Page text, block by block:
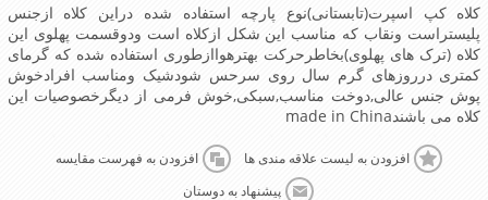
کلاه کپ اسپرت(تابستانی)نوع پارچه استفاده شده دراین کلاه ازجنس
پلیستراست ونقاب که مناسب این شکل ازکلاه است ودوقسمت پهلوی این
کلاه (ترک های پهلوی)بخاطرحرکت بهترهواازطوری استفاده شده که گرمای
کمتری درروزهای گرم سال روی سرحس شودشیک ومناسب افرادخوش
پوش جنس عالی,دوخت مناسب,سبکی,خوش فرمی از دیگرخصوصیات این
کلاه می باشندmade in China
افزودن به لیست علاقه مندی ها افزودن به فهرست مقایسه
پیشنهاد به دوستان